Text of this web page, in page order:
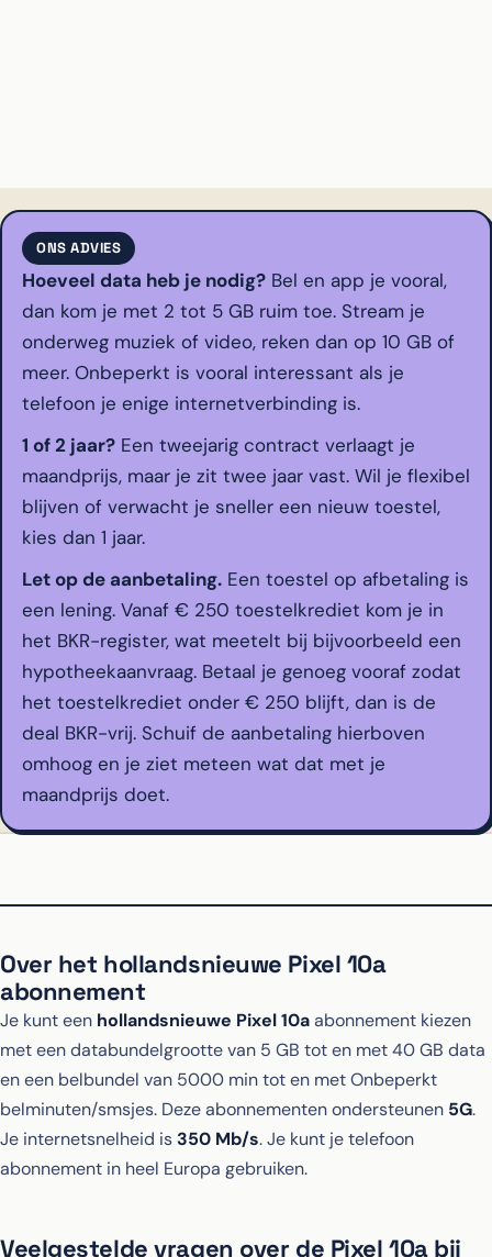
ONS ADVIES
Hoeveel data heb je nodig? Bel en app je vooral,
dan kom je met 2 tot 5 GB ruim toe. Stream je
onderweg muziek of video, reken dan op 10 GB of
meer. Onbeperkt is vooral interessant als je
telefoon je enige internetverbinding is.
1 of 2 jaar? Een tweejarig contract verlaagt je
maandprijs, maar je zit twee jaar vast. Wil je flexibel
blijven of verwacht je sneller een nieuw toestel,
kies dan 1 jaar.
Let op de aanbetaling. Een toestel op afbetaling is
een lening. Vanaf € 250 toestelkrediet kom je in
het BKR-register, wat meetelt bij bijvoorbeeld een
hypotheekaanvraag. Betaal je genoeg vooraf zodat
het toestelkrediet onder € 250 blijft, dan is de
deal BKR-vrij. Schuif de aanbetaling hierboven
omhoog en je ziet meteen wat dat met je
maandprijs doet.
Over het hollandsnieuwe Pixel 10a
abonnement
Je kunt een hollandsnieuwe Pixel 10aabonnement kiezen
met een databundelgrootte van 5 GB tot en met 40 GB data
en een belbundel van 5000 min tot en met Onbeperkt
belminuten/smsjes. Deze abonnementen ondersteunen 5G.
Je internetsnelheid is350 Mb/s. Je kunt je telefoon
abonnement in heel Europa gebruiken.
Veelgestelde vragen over de Pixel 10a bij